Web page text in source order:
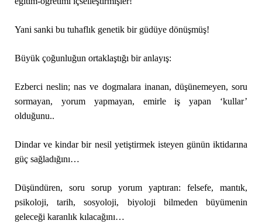
Yani sanki bu tuhaflık genetik bir güdüye dönüşmüş!
Büyük çoğunluğun ortaklaştığı bir anlayış:
Ezberci neslin; nas ve dogmalara inanan, düşünemeyen, soru
sormayan, yorum yapmayan, emirle iş yapan ‘kullar’
olduğunu..
Dindar ve kindar bir nesil yetiştirmek isteyen günün iktidarına
güç sağladığını…
Düşündüren, soru sorup yorum yaptıran: felsefe, mantık,
psikoloji, tarih, sosyoloji, biyoloji bilmeden büyümenin
geleceği karanlık kılacağını…